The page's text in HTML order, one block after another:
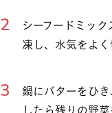
シーフードミッ
凍し、水気をよく
鍋にバターをひ